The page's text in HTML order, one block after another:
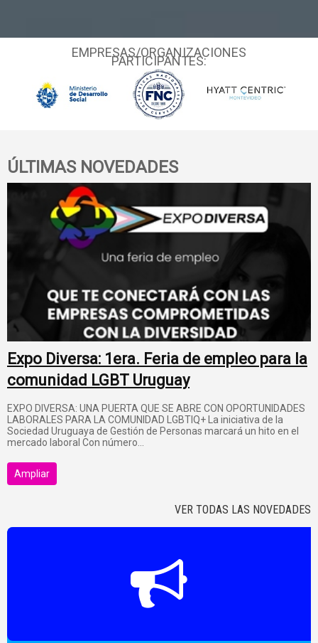
EMPRESAS/ORGANIZACIONES
PARTICIPANTES:
ÚLTIMAS NOVEDADES
Expo Diversa: 1era. Feria de empleo para la
comunidad LGBT Uruguay
EXPO DIVERSA: UNA PUERTA QUE SE ABRE CON OPORTUNIDADES
LABORALES PARA LA COMUNIDAD LGBTIQ+ La iniciativa de la
Sociedad Uruguaya de Gestión de Personas marcará un hito en el
mercado laboral Con número...
Ampliar
VER TODAS LAS NOVEDADES